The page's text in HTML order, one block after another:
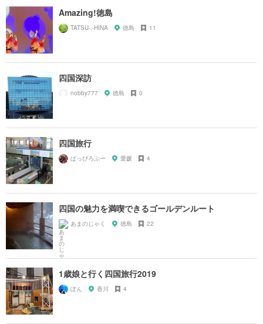
Amazing!徳島
TATSU-.-HINA 徳島 11
四国深訪
nobby777 徳島 0
四国旅行
ぱっぴろぷー 愛媛 4
四国の魅力を満喫できるゴールデンルート
あまのじゃく 徳島 22
1歳娘と行く四国旅行2019
ぽん 香川 4